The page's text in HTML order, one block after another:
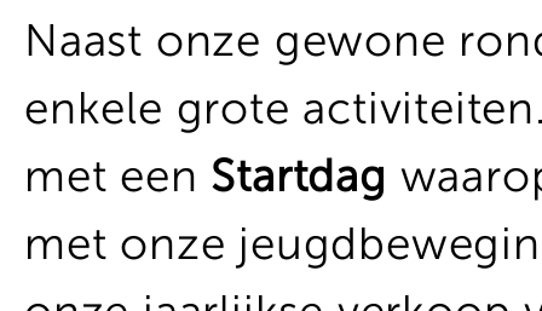
Naast onze gewone
enkele grote
met een Startdag
met onze